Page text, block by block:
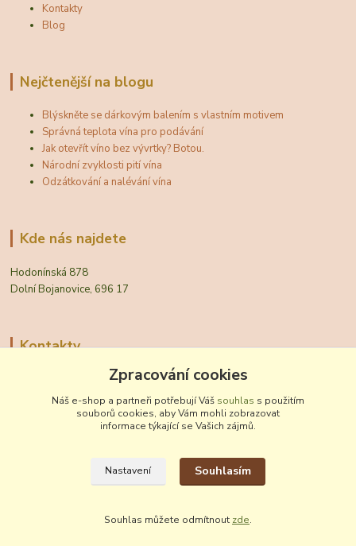
Kontakty
Blog
Nejčtenější na blogu
Blýskněte se dárkovým balením s vlastním motivem
Správná teplota vína pro podávání
Jak otevřít víno bez vývrtky? Botou.
Národní zvyklosti pití vína
Odzátkování a nalévání vína
Kde nás najdete
Hodonínská 878
Dolní Bojanovice, 696 17
Kontakty
Zákaznická podpora Vinobal
+420 518 372 265
(Po-Pá, 7-15 hod.)
Zpracování cookies
Náš e-shop a partneři potřebují Váš souhlas s použitím
souborů cookies, aby Vám mohli zobrazovat
informace týkající se Vašich zájmů.
Nastavení Souhlasím
Souhlas můžete odmítnout zde.